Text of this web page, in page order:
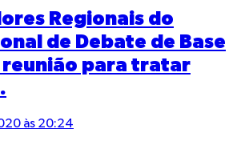
Regionais do
de Debate de Base
para tratar
às 20:24